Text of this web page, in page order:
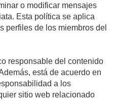
o modificar mensajes
Esta política se aplica
perfiles de los miembros del
responsable del contenido
está de acuerdo en
a los
sitio web relacionado